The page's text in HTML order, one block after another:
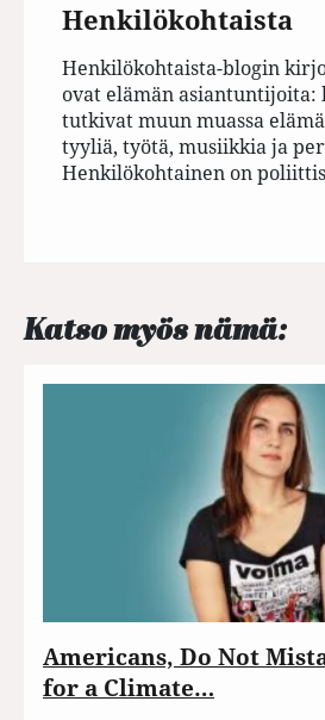
Henkilökohtaista
Henkilökohtaista-blogin
ovat elämän asiantuntijoita:
tutkivat muun muassa
tyyliä, työtä, musiikkia ja
Henkilökohtainen on
Katso myös nämä:
Americans, Do Not
for a Climate…